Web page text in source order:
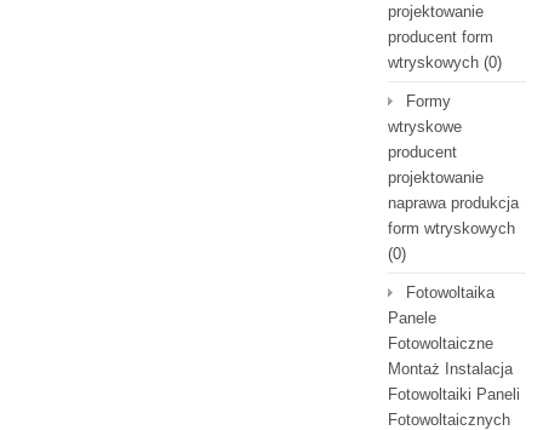
projektowanie
producent form
wtryskowych (0)
Formy
wtryskowe
producent
projektowanie
naprawa produkcja
form wtryskowych
(0)
Fotowoltaika
Panele
Fotowoltaiczne
Montaż Instalacja
Fotowoltaiki Paneli
Fotowoltaicznych